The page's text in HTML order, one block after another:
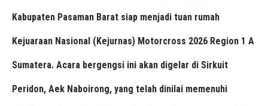
Kabupaten Pasaman Barat siap menjadi tuan rumah
Kejuaraan Nasional (Kejurnas) Motorcross 2026 Region 1 A
Sumatera. Acara bergengsi ini akan digelar di Sirkuit
Peridon, Aek Naboirong, yang telah dinilai memenuhi